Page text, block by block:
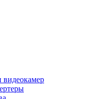
видеокамер